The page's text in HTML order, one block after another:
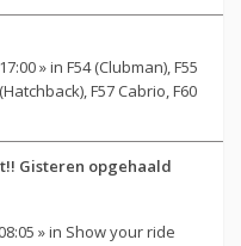
» in F54 (Clubman), F55
F57 Cabrio, F60
Gisteren opgehaald
» in Show your ride